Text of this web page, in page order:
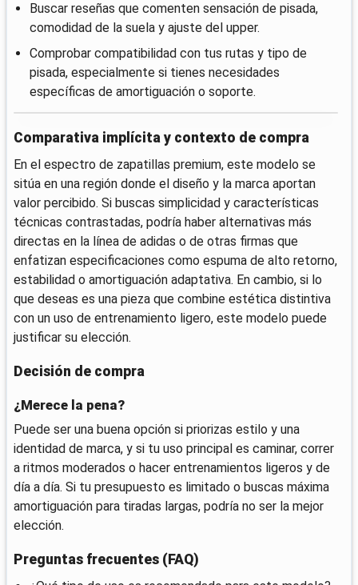
Buscar reseñas que comenten sensación de pisada,
comodidad de la suela y ajuste del upper.
Comprobar compatibilidad con tus rutas y tipo de
pisada, especialmente si tienes necesidades
específicas de amortiguación o soporte.
Comparativa implícita y contexto de compra
En el espectro de zapatillas premium, este modelo se
sitúa en una región donde el diseño y la marca aportan
valor percibido. Si buscas simplicidad y características
técnicas contrastadas, podría haber alternativas más
directas en la línea de adidas o de otras firmas que
enfatizan especificaciones como espuma de alto retorno,
estabilidad o amortiguación adaptativa. En cambio, si lo
que deseas es una pieza que combine estética distintiva
con un uso de entrenamiento ligero, este modelo puede
justificar su elección.
Decisión de compra
¿Merece la pena?
Puede ser una buena opción si priorizas estilo y una
identidad de marca, y si tu uso principal es caminar, correr
a ritmos moderados o hacer entrenamientos ligeros y de
día a día. Si tu presupuesto es limitado o buscas máxima
amortiguación para tiradas largas, podría no ser la mejor
elección.
Preguntas frecuentes (FAQ)